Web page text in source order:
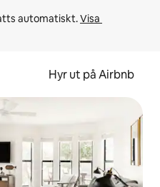
automatiskt. Visa
Hyr ut på Airbnb